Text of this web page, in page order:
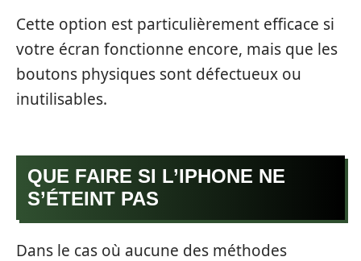
Cette option est particulièrement efficace si
votre écran fonctionne encore, mais que les
boutons physiques sont défectueux ou
inutilisables.
QUE FAIRE SI L’IPHONE NE
S’ÉTEINT PAS
Dans le cas où aucune des méthodes